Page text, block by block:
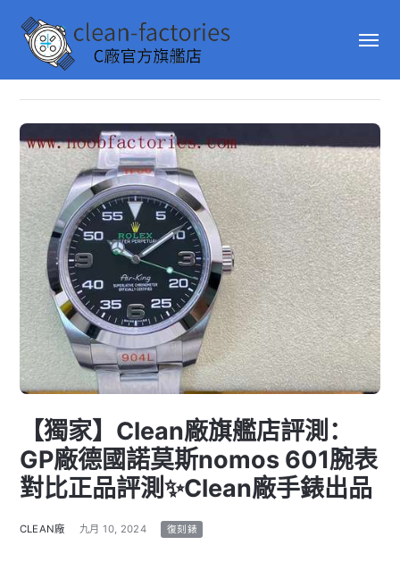
【獨家】Clean廠旗艦店評測：
GP廠德國諾莫斯nomos 601腕表
對比正品評測✨Clean廠手錶出品
CLEAN廠 九月 10, 2024 復刻錶